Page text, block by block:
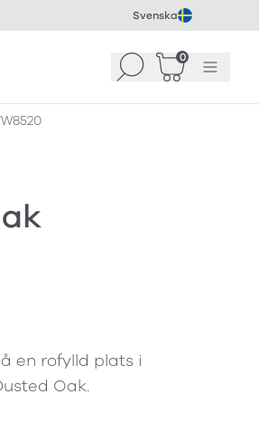
Svenska
Sök 0
Korg 0)Meny
en rofylld plats i
Oak.